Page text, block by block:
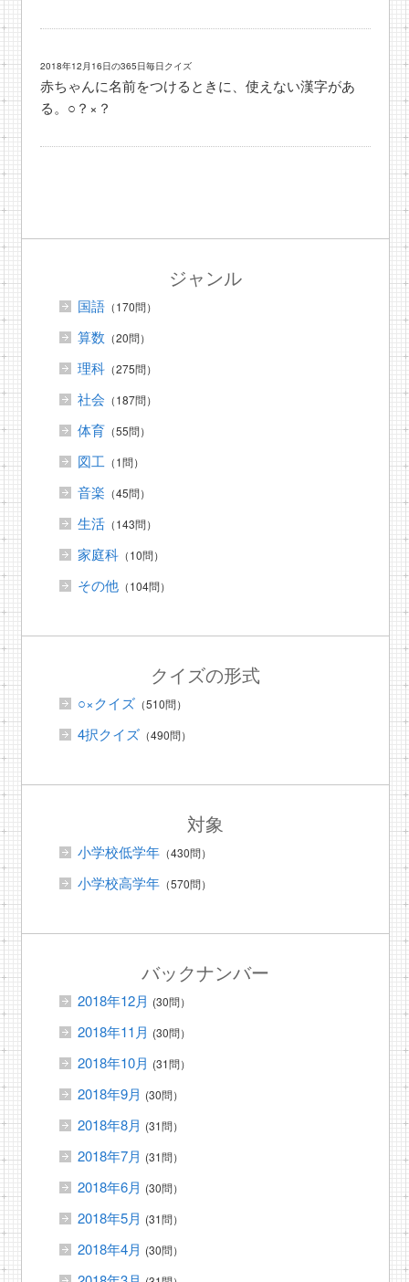
2018年12月16日の365日毎日クイズ
赤ちゃんに名前をつけるときに、使えない漢字があ
る。○？×？
ジャンル
国語（170問）
算数 （20問）
理科（275問）
社会 （187問）
体育（55問）
図工 （1問）
音楽 （45問）
生活（143問）
家庭科（10問）
その他（104問）
クイズの形式
○×クイズ（510問）
4択クイズ（490問）
対象
小学校低学年（430問）
小学校高学年（570問）
バックナンバー
2018年12月 (30問）
2018年11月 (30問）
2018年10月 (31問）
2018年9月 (30問）
2018年8月 (31問）
2018年7月 (31問）
2018年6月 (30問）
2018年5月 (31問）
2018年4月 (30問）